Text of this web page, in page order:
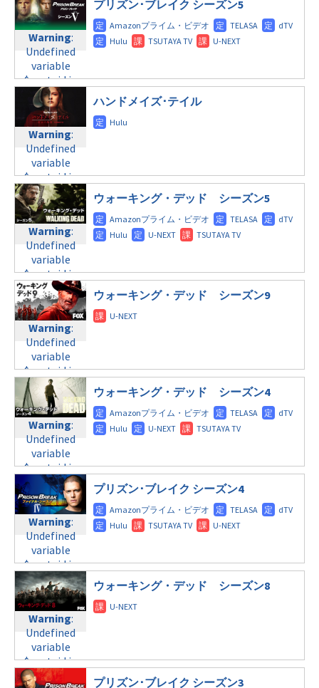
Warning:
Undefined
variable
$post_id in
/home/c4607168/public_html/osusume-
doga.com/wp-
content/themes/soledad-
child/post-
formats/format-
tax.phpon
line112
Warning:
Undefined
variable
$post_id in
/home/c4607168/public_html/osusume-
doga.com/wp-
content/themes/soledad-
child/post-
formats/format-
tax.phpon
line115
プリズン･ブレイク シーズン5
Warning:
Undefined
variable
$post_id in
/home/c4607168/public_html/osusume-
doga.com/wp-
content/themes/soledad-
child/post-
formats/format-
tax.phpon
line112
Warning:
Undefined
variable
$post_id in
/home/c4607168/public_html/osusume-
doga.com/wp-
content/themes/soledad-
child/post-
formats/format-
tax.phpon
line115
ハンドメイズ･テイル
Warning:
Undefined
variable
$post_id in
/home/c4607168/public_html/osusume-
doga.com/wp-
content/themes/soledad-
child/post-
formats/format-
tax.phpon
line112
Warning:
Undefined
variable
$post_id in
/home/c4607168/public_html/osusume-
doga.com/wp-
content/themes/soledad-
child/post-
formats/format-
tax.phpon
line115
ウォーキング・デッド シーズン5
Warning:
Undefined
variable
$post_id in
/home/c4607168/public_html/osusume-
doga.com/wp-
content/themes/soledad-
child/post-
formats/format-
tax.phpon
line112
Warning:
Undefined
variable
$post_id in
/home/c4607168/public_html/osusume-
doga.com/wp-
content/themes/soledad-
child/post-
formats/format-
tax.phpon
line115
ウォーキング・デッド シーズン9
Warning:
Undefined
variable
$post_id in
/home/c4607168/public_html/osusume-
doga.com/wp-
content/themes/soledad-
child/post-
formats/format-
tax.phpon
line112
Warning:
Undefined
variable
$post_id in
/home/c4607168/public_html/osusume-
doga.com/wp-
content/themes/soledad-
ウォーキング・デッド シーズン4
Warning:
Undefined
variable
$post_id in
/home/c4607168/public_html/osusume-
doga.com/wp-
content/themes/soledad-
child/post-
formats/format-
tax.phpon
line112
プリズン･ブレイク シーズン4
Warning:
Undefined
variable
$post_id in
/home/c4607168/public_html/osusume-
ウォーキング・デッド シーズン8
プリズン･ブレイク シーズン3